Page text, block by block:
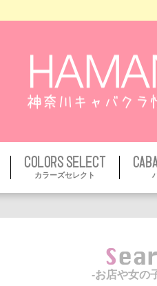
カラーズセレクト
-お店や女の